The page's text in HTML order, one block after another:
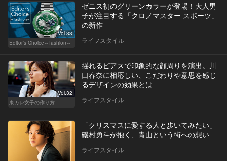
Vol.33
Editor's Choice～fashion～
ゼニス初のグリーンカラーが登場！大人男
子が注目する「クロノマスター スポーツ」
の新作
ライフスタイル
Vol.32
東カレ女子の作り方
揺れるピアスで印象的な顔周りを演出。川
口春奈に相応しい、こだわりや意思を感じ
るデザインの効果とは
ライフスタイル
「クリスマスに愛する人と歩いてみたい」
磯村勇斗が抱く、青山という街への想い
ライフスタイル